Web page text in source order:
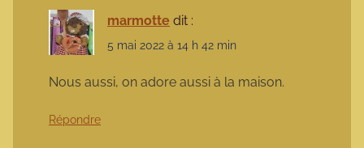
marmotte dit :
5 mai 2022 à 14 h 42 min
Nous aussi, on adore aussi à la maison.
Répondre